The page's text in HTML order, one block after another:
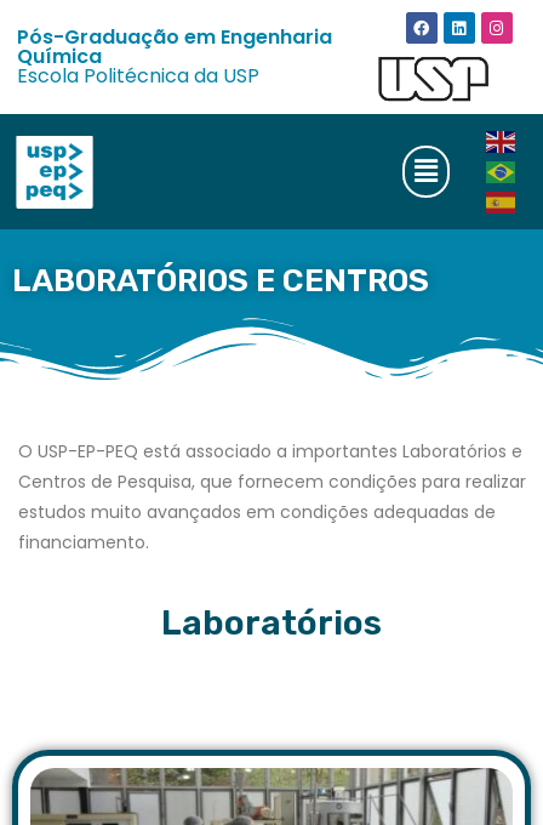
Pós-Graduação em Engenharia
Química
Escola Politécnica da USP
LABORATÓRIOS E CENTROS
O USP-EP-PEQ está associado a importantes Laboratórios e
Centros de Pesquisa, que fornecem condições para realizar
estudos muito avançados em condições adequadas de
financiamento.
Laboratórios